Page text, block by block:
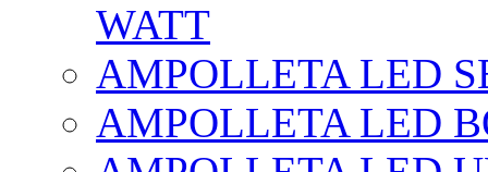
WATT
AMPOLLETA LED
AMPOLLETA LED